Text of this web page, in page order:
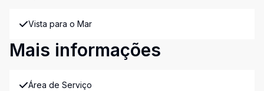
Vista para o Mar
Mais informações
Área de Serviço